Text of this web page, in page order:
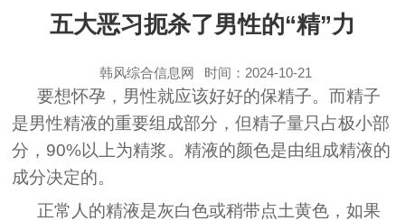
五大恶习扼杀了男性的“精”力
韩风综合信息网 时间：2024-10-21
要想怀孕，男性就应该好好的保精子。而精子
是男性精液的重要组成部分，但精子量只占极小部
分，90%以上为精浆。精液的颜色是由组成精液的
成分决定的。
正常人的精液是灰白色或稍带点土黄色，如果